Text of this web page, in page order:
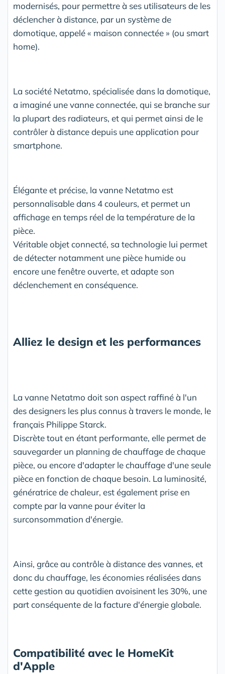
modernisés, pour permettre à ses utilisateurs de les
déclencher à distance, par un système de
domotique, appelé « maison connectée » (ou smart
home).
La société Netatmo, spécialisée dans la domotique,
a imaginé une vanne connectée, qui se branche sur
la plupart des radiateurs, et qui permet ainsi de le
contrôler à distance depuis une application pour
smartphone.
Élégante et précise, la vanne Netatmo est
personnalisable dans 4 couleurs, et permet un
affichage en temps réel de la température de la
pièce.
Véritable objet connecté, sa technologie lui permet
de détecter notamment une pièce humide ou
encore une fenêtre ouverte, et adapte son
déclenchement en conséquence.
Alliez le design et les performances
La vanne Netatmo doit son aspect raffiné à l'un
des designers les plus connus à travers le monde, le
français Philippe Starck.
Discrète tout en étant performante, elle permet de
sauvegarder un planning de chauffage de chaque
pièce, ou encore d'adapter le chauffage d'une seule
pièce en fonction de chaque besoin. La luminosité,
génératrice de chaleur, est également prise en
compte par la vanne pour éviter la
surconsommation d'énergie.
Ainsi, grâce au contrôle à distance des vannes, et
donc du chauffage, les économies réalisées dans
cette gestion au quotidien avoisinent les 30%, une
part conséquente de la facture d'énergie globale.
Compatibilité avec le HomeKit
d'Apple